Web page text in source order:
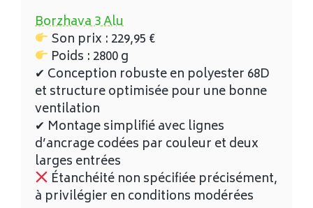
Borzhava 3 Alu
Son prix : 229,95 €
Poids : 2800 g
✔ Conception robuste en polyester 68D
et structure optimisée pour une bonne
ventilation
✔ Montage simplifié avec lignes
d’ancrage codées par couleur et deux
larges entrées
Étanchéité non spécifiée précisément,
à privilégier en conditions modérées